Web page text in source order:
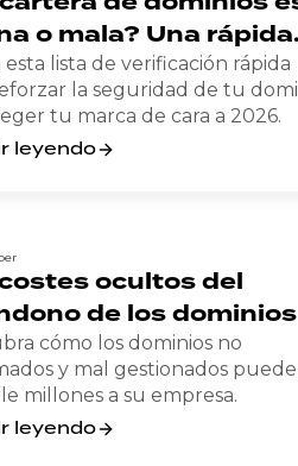
o mala? Una rápida
de fin de año.
esta lista de verificación rápida
la seguridad de tu
tu marca de cara a 2026.
leyendo
ocultos del
de los dominios
cómo los dominios no
y mal gestionados
millones a su empresa.
leyendo